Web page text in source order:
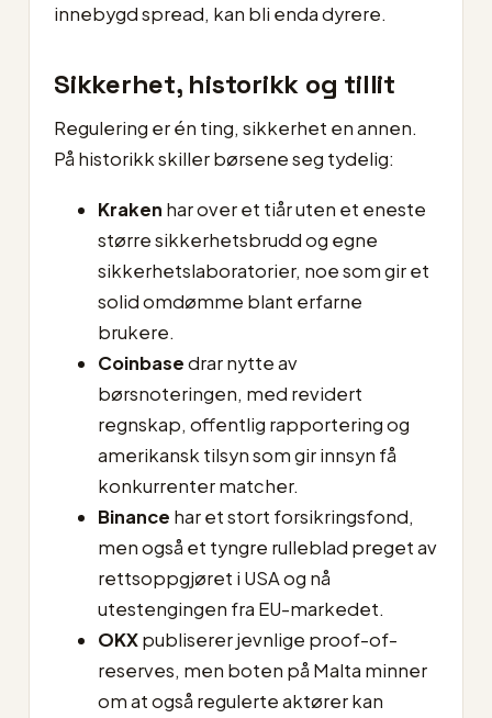
innebygd spread, kan bli enda dyrere.
Sikkerhet, historikk og tillit
Regulering er én ting, sikkerhet en annen.
På historikk skiller børsene seg tydelig:
Kraken har over et tiår uten et eneste
større sikkerhetsbrudd og egne
sikkerhetslaboratorier, noe som gir et
solid omdømme blant erfarne
brukere.
Coinbasedrar nytte av
børsnoteringen, med revidert
regnskap, offentlig rapportering og
amerikansk tilsyn som gir innsyn få
konkurrenter matcher.
Binance har et stort forsikringsfond,
men også et tyngre rulleblad preget av
rettsoppgjøret i USA og nå
utestengingen fra EU-markedet.
OKXpubliserer jevnlige proof-of-
reserves, men boten på Malta minner
om at også regulerte aktører kan